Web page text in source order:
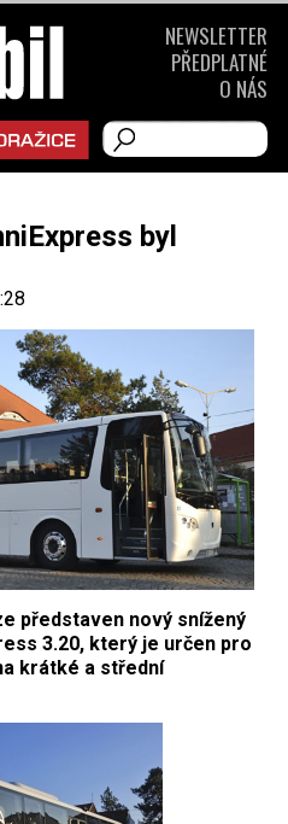
byl
představen nový snížený
3.20, který je určen pro
krátké a střední
NEWSLETTER
PŘEDPLATNÉ
O NÁS